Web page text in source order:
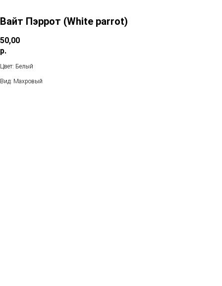
Вайт Пэррот (White parrot)
50,00
р.
Цвет: Белый
Вид: Махровый